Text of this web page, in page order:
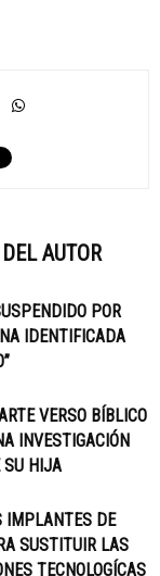
AUTOR
POR
IDENTIFICADA
VERSO BÍBLICO
INVESTIGACIÓN
SU HIJA
IMPLANTES DE
SUSTITUIR LAS
TECNOLOGÍCAS